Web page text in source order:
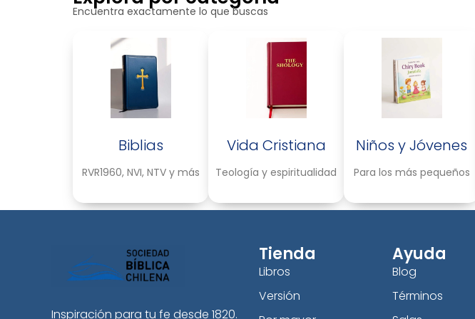
Encuentra exactamente lo que buscas
Biblias
RVR1960, NVI, NTV y más
Vida Cristiana
Teología y espiritualidad
Niños y Jóvenes
Para los más pequeños
Inspiración para tu fe desde 1820.
Tienda
Libros
Versión
Ayuda
Blog
Términos